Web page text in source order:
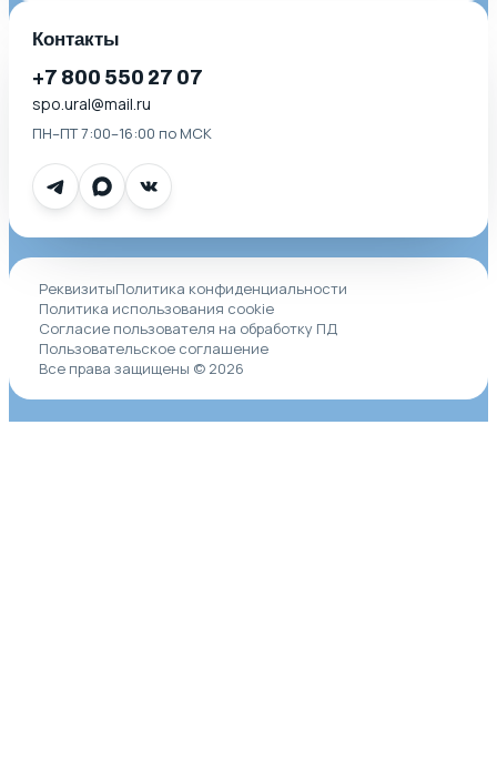
Контакты
+7 800 550 27 07
spo.ural@mail.ru
ПН–ПТ 7:00–16:00 по МСК
РеквизитыПолитика конфиденциальности
Политика использования cookie
Согласие пользователя на обработку ПД
Пользовательское соглашение
Все права защищены © 2026